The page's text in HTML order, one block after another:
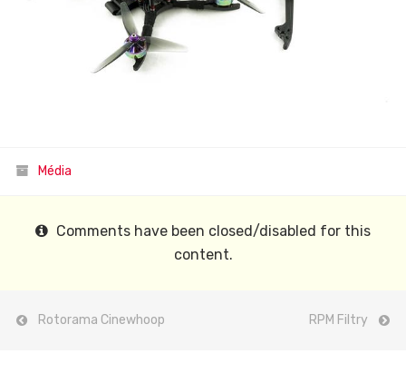
Média
Comments have been closed/disabled for this
content.
Rotorama Cinewhoop RPM Filtry